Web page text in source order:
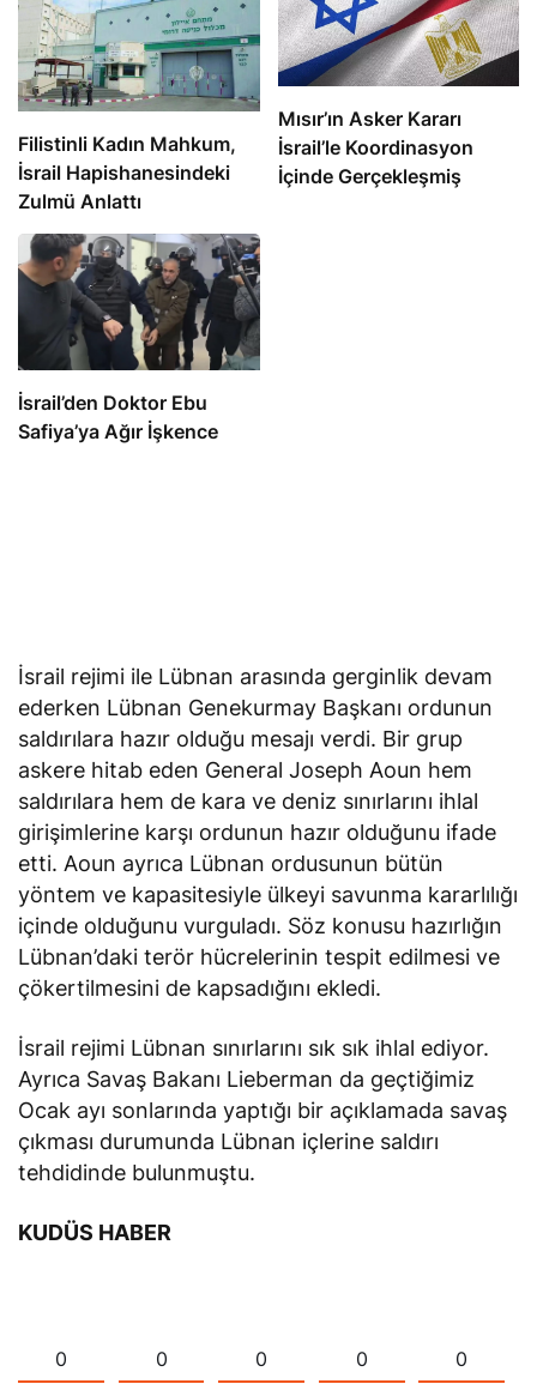
Filistinli Kadın Mahkum,
İsrail Hapishanesindeki
Zulmü Anlattı
Mısır’ın Asker Kararı
İsrail’le Koordinasyon
İçinde Gerçekleşmiş
İsrail’den Doktor Ebu
Safiya’ya Ağır İşkence
İsrail rejimi ile Lübnan arasında gerginlik devam
ederken Lübnan Genekurmay Başkanı ordunun
saldırılara hazır olduğu mesajı verdi. Bir grup
askere hitab eden General Joseph Aoun hem
saldırılara hem de kara ve deniz sınırlarını ihlal
girişimlerine karşı ordunun hazır olduğunu ifade
etti. Aoun ayrıca Lübnan ordusunun bütün
yöntem ve kapasitesiyle ülkeyi savunma kararlılığı
içinde olduğunu vurguladı. Söz konusu hazırlığın
Lübnan’daki terör hücrelerinin tespit edilmesi ve
çökertilmesini de kapsadığını ekledi.
İsrail rejimi Lübnan sınırlarını sık sık ihlal ediyor.
Ayrıca Savaş Bakanı Lieberman da geçtiğimiz
Ocak ayı sonlarında yaptığı bir açıklamada savaş
çıkması durumunda Lübnan içlerine saldırı
tehdidinde bulunmuştu.
KUDÜS HABER
0 0 0 0 0